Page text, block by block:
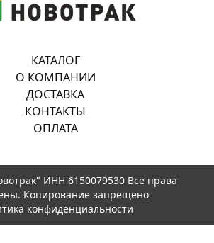
КАТАЛОГ
О КОМПАНИИ
ДОСТАВКА
КОНТАКТЫ
ОПЛАТА
ИНН 6150079530 Все права
Копирование запрещено
конфиденциальности